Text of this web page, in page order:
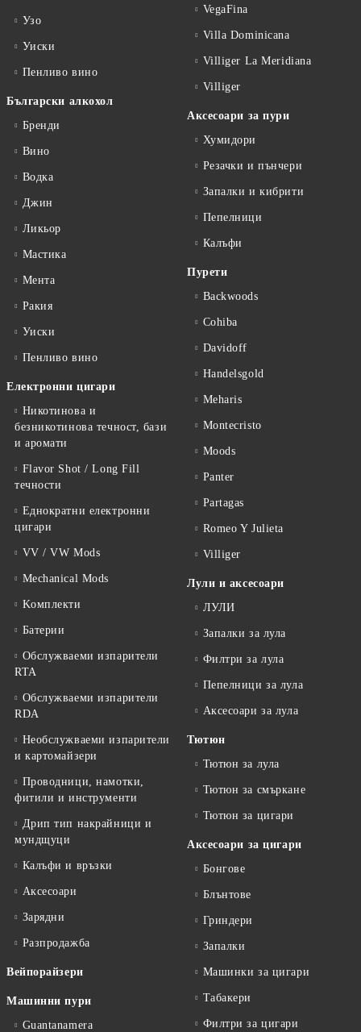
Узо
Уиски
Пенливо вино
Български алкохол
Бренди
Вино
Водка
Джин
Ликьор
Мастика
Мента
Ракия
Уиски
Пенливо вино
Електронни цигари
Никотинова и
безникотинова течност, бази
и аромати
Flavor Shot / Long Fill
течности
Еднократни електронни
цигари
VV / VW Mods
Mechanical Mods
Kомплекти
Батерии
Обслужваеми изпарители
RTA
Обслужваеми изпарители
RDA
Необслужваеми изпарители
и картомайзери
Проводници, намотки,
фитили и инструменти
Дрип тип накрайници и
мундщуци
Калъфи и връзки
Аксесоари
Зарядни
Разпродажба
Вейпорайзери
Машинни пури
Guantanamera
VegaFina
Villa Dominicana
Villiger La Meridiana
Villiger
Аксесоари за пури
Хумидори
Резачки и пънчери
Запалки и кибрити
Пепелници
Калъфи
Пурети
Backwoods
Cohiba
Davidoff
Handelsgold
Meharis
Montecristo
Moods
Panter
Partagas
Romeo Y Julieta
Villiger
Лули и аксесоари
ЛУЛИ
Запалки за лула
Филтри за лула
Пепелници за лула
Аксесоари за лула
Тютюн
Тютюн за лула
Тютюн за смъркане
Тютюн за цигари
Аксесоари за цигари
Бонгове
Блънтове
Гриндери
Запалки
Машинки за цигари
Табакери
Филтри за цигари